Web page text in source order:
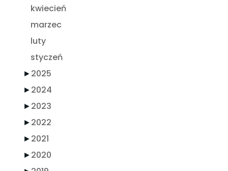
kwiecień
marzec
luty
styczeń
►2025
►2024
►2023
►2022
►2021
►2020